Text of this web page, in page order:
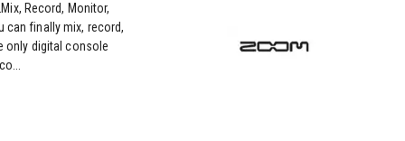
Record, Monitor,
can finally mix, record,
only digital console